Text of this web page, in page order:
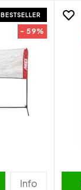
BESTSELLER
- 59%
Info